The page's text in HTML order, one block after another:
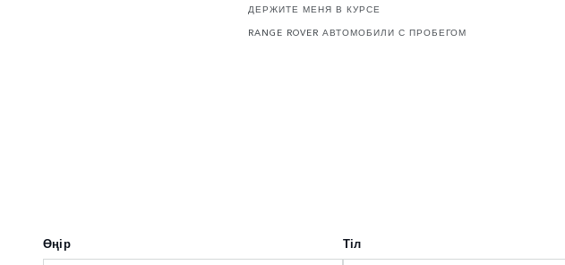
ДЕРЖИТЕ МЕНЯ В КУРСЕ
RANGE ROVER АВТОМОБИЛИ С ПРОБЕГОМ
Өңір Тіл